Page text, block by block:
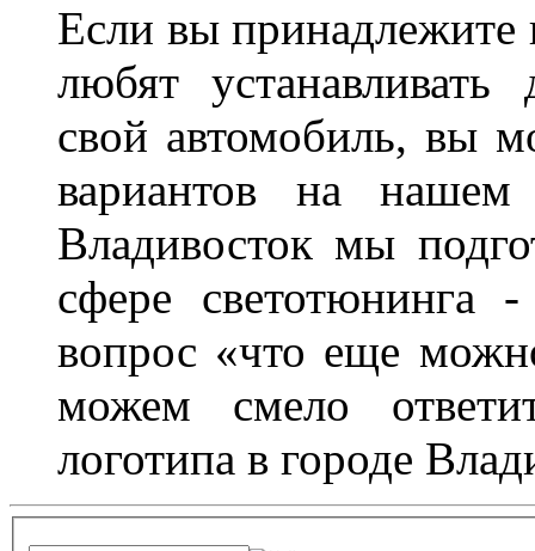
Если вы принадлежите
любят устанавливать
свой автомобиль, вы
вариантов на
Владивосток мы
сфере светотюнинга
вопрос «что еще
можем смело
логотипа в городе